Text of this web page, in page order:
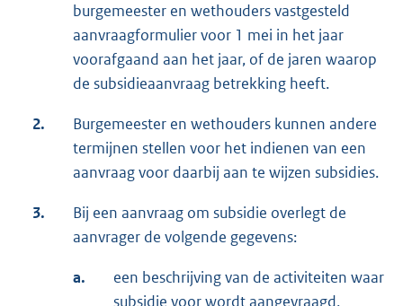
burgemeester en wethouders vastgesteld
aanvraagformulier voor 1 mei in het jaar
voorafgaand aan het jaar, of de jaren waarop
de subsidieaanvraag betrekking heeft.
2.
Burgemeester en wethouders kunnen andere
termijnen stellen voor het indienen van een
aanvraag voor daarbij aan te wijzen subsidies.
3.
Bij een aanvraag om subsidie overlegt de
aanvrager de volgende gegevens:
a.
een beschrijving van de activiteiten waar
subsidie voor wordt aangevraagd,